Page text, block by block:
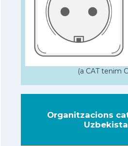
(a CAT tenim
Organitzacions